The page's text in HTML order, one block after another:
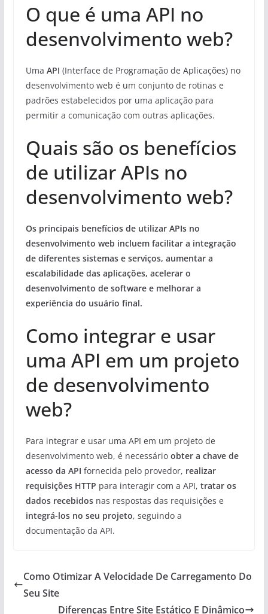
O que é uma API no
desenvolvimento web?
Uma API (Interface de Programação de Aplicações) no
desenvolvimento web é um conjunto de rotinas e
padrões estabelecidos por uma aplicação para
permitir a comunicação com outras aplicações.
Quais são os benefícios
de utilizar APIs no
desenvolvimento web?
Os principais benefícios de utilizar APIs no
desenvolvimento web incluem facilitar a integração
de diferentes sistemas e serviços, aumentar a
escalabilidade das aplicações, acelerar o
desenvolvimento de software e melhorar a
experiência do usuário final.
Como integrar e usar
uma API em um projeto
de desenvolvimento
web?
Para integrar e usar uma API em um projeto de
desenvolvimento web, é necessário obter a chave de
acesso da API fornecida pelo provedor, realizar
requisições HTTP para interagir com a API, tratar os
dados recebidosnas respostas das requisições e
integrá-los no seu projeto, seguindo a
documentação da API.
Como Otimizar A Velocidade De Carregamento Do
Seu Site
Diferenças Entre Site Estático E Dinâmico